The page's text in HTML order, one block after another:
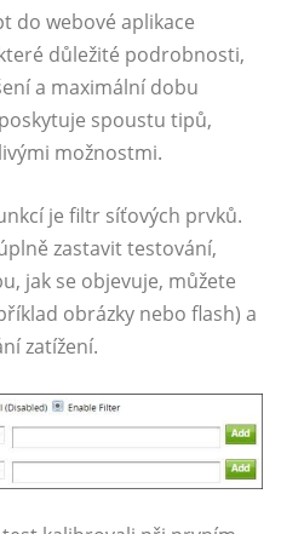
do webové aplikace
důležité podrobnosti,
a maximální dobu
spoustu tipů,
možnostmi.
je filtr síťových prvků.
zastavit testování,
jak se objevuje, můžete
obrázky nebo flash) a
zatížení.